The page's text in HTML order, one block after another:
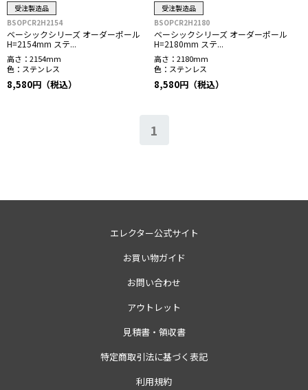
受注製造品
BSOPCR2H2154
ベーシックシリーズ オーダーポール
H=2154mm ステ...
高さ： 2154mm
色： ステンレス
8,580円（税込）
受注製造品
BSOPCR2H2180
ベーシックシリーズ オーダーポール
H=2180mm ステ...
高さ： 2180mm
色： ステンレス
8,580円（税込）
1
エレクター公式サイト
お買い物ガイド
お問い合わせ
アウトレット
見積書・領収書
特定商取引法に基づく表記
利用規約